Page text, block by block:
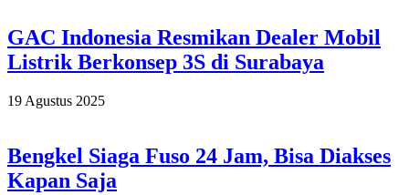
GAC Indonesia Resmikan Dealer Mobil
Listrik Berkonsep 3S di Surabaya
2025-
19 Agustus 2025
Bengkel Siaga Fuso 24 Jam, Bisa Diakses
Kapan Saja